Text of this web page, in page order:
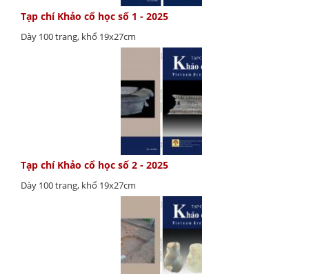
Tạp chí Khảo cổ học số 1 - 2025
Dày 100 trang, khổ 19x27cm
Tạp chí Khảo cổ học số 2 - 2025
Dày 100 trang, khổ 19x27cm